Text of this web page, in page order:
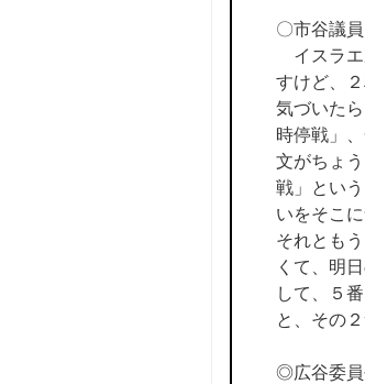
〇市谷議員
イスラエ
すけど、
気づいた
時停戦」
文がちょ
戦」とい
いをそこ
それとも
くて、明
して、５
と、その２
◎広谷委